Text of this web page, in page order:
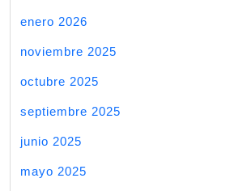
enero 2026
noviembre 2025
octubre 2025
septiembre 2025
junio 2025
mayo 2025